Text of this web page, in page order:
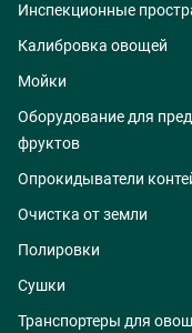
Инспекционные
Калибровка овощей
Мойки
Оборудование для
фруктов
Опрокидыватели
Очистка от земли
Полировки
Сушки
Транспортеры для